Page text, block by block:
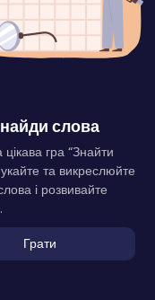
слова
гра “Знайти
та викреслюйте
і розвивайте
Грати